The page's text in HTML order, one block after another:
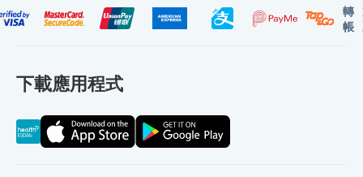
轉
帳
下載應用程式